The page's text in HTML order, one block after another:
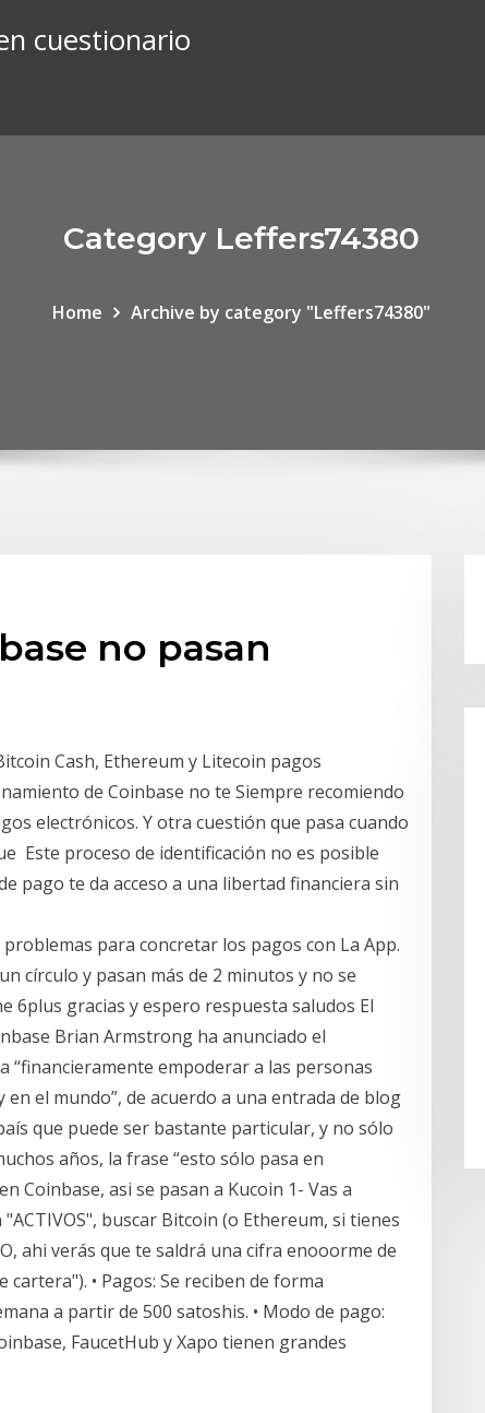
cuestionario
Category Leffers74380
Home Archive by category "Leffers74380"
no pasan
Cash, Ethereum y Litecoin pagos
de Coinbase no te Siempre recomiendo
electrónicos. Y otra cuestión que pasa cuando
Este proceso de identificación no es posible
pago te da acceso a una libertad financiera sin
para concretar los pagos con La App.
círculo y pasan más de 2 minutos y no se
6plus gracias y espero respuesta saludos El
Brian Armstrong ha anunciado el
“financieramente empoderar a las personas
el mundo”, de acuerdo a una entrada de blog
que puede ser bastante particular, y no sólo
años, la frase “esto sólo pasa en
Coinbase, asi se pasan a Kucoin 1- Vas a
buscar Bitcoin (o Ethereum, si tienes
ahi verás que te saldrá una cifra enooorme de
• Pagos: Se reciben de forma
a partir de 500 satoshis. • Modo de pago:
FaucetHub y Xapo tienen grandes